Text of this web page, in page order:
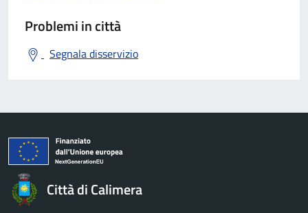
Problemi in città
Segnala disservizio
Città di Calimera